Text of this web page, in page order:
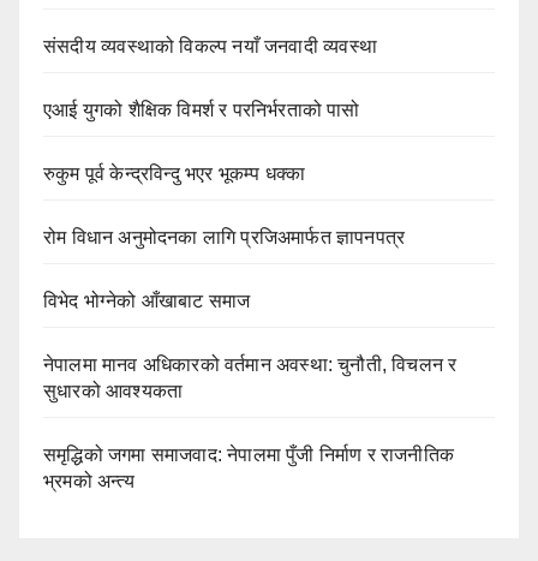
संसदीय व्यवस्थाको विकल्प नयाँ जनवादी व्यवस्था
एआई युगको शैक्षिक विमर्श र परनिर्भरताको पासो
रुकुम पूर्व केन्द्रविन्दु भएर भूकम्प धक्का
रोम विधान अनुमोदनका लागि प्रजिअमार्फत ज्ञापनपत्र
विभेद भोग्नेको आँखाबाट समाज
नेपालमा मानव अधिकारको वर्तमान अवस्था: चुनौती, विचलन र
सुधारको आवश्यकता
समृद्धिको जगमा समाजवाद: नेपालमा पुँजी निर्माण र राजनीतिक
भ्रमको अन्त्य